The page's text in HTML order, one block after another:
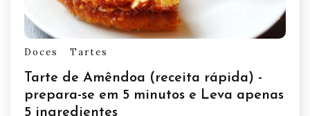
Doces Tartes
Tarte de Amêndoa (receita rápida) -
prepara-se em 5 minutos e Leva apenas
5 ingredientes